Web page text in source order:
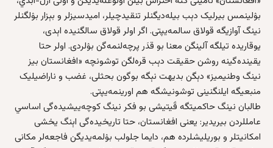
بۉلینمس بیرلیک دېب بیله‌دیگنلر تنقیدچیلر، امیدسیزلر و بېزار بۉلگنلر
نینگ آوازیگه قولاق سالمه‌یپتی. اگر اولر قولاق سالگنیده اېدی،
یوقاریده تیلگه آلینگن معنا بو قدَر پرچه‌لنمه‌گن بۉلردی. اولر حتا
یقینده‌‌گینه روشن حقیقت دېب قره‌لگن توشونچه‌ «افغانستان بیز
نینگ وطنیمیز» دېگن بدیهت نېگه‌ بوگون بحثلی، غضب و ناراضیلیک
منبعیگه ایلنگنینی توشونیشگه هم اورینمه‌یپتی.
طالبان نینگ حاکمیتگه قَیتیشی بو فکر نینگ کوچه‌ییشیده‌گی اساسي
عامللردن بیریدیر: یعنی افغانستان، حتا تاریخیده‌گی اېنگ یخشی
امکانیتلر و بوریلیشلرده هم، دایما جلولب بۉلمه‌یدیگن فاجعه‌لر مکانی